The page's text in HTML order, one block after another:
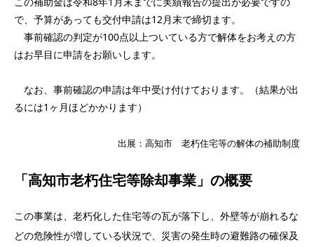
で、予算があっても交付申請は12月末で締切ます。
事前確認の判定が100点以上ついている方で解体をお考えの方
はお早目に申請をお願いします。
なお、事前確認の申請は年中受け付けております。（結果が出
るには1ヶ月ほどかかります）
出展：高知市 老朽住宅等の解体の補助制度
「高知市老朽住宅等除却事業」の概要
この事業は、老朽化した住宅等の瓦が落下し、外壁等が崩れるな
どの危険性が増している状況で、災害の発生時の避難路の確保及